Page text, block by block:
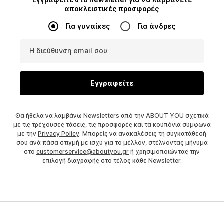
αποκλειστικές προσφορές
Για γυναίκες Για άνδρες
Η διεύθυνση email σου
Εγγραφείτε
Θα ήθελα να λαμβάνω Newsletters από την ABOUT YOU σχετικά
με τις τρέχουσες τάσεις, τις προσφορές και τα κουπόνια σύμφωνα
με την Privacy Policy. Μπορείς να ανακαλέσεις τη συγκατάθεσή
σου ανά πάσα στιγμή με ισχύ για το μέλλον, στέλνοντας μήνυμα
στο customerservice@aboutyou.gr ή χρησιμοποιώντας την
επιλογή διαγραφής στο τέλος κάθε Newsletter.